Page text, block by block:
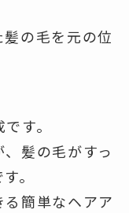
の毛を元の位
す。
髪の毛がすっ
。
簡単なヘアア